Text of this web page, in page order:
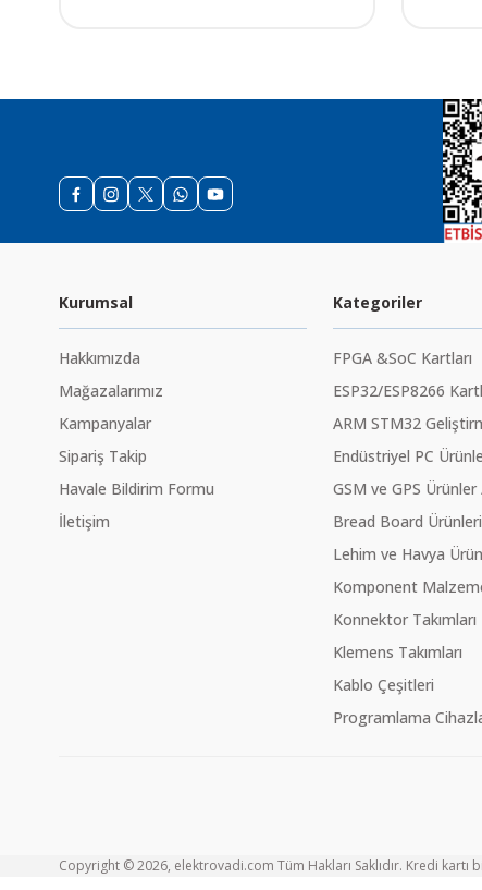
Kurumsal
Hakkımızda
Mağazalarımız
Kampanyalar
Sipariş Takip
Havale Bildirim Formu
İletişim
Kategoriler
FPGA &SoC Kartları
ESP32/ESP8266
ARM STM32
Endüstriyel PC
GSM ve GPS
Bread Board Ürünleri
Lehim ve Havya
Komponent
Konnektor Takımları
Klemens Takımları
Kablo Çeşitleri
Programlama
Copyright © 2026, elektrovadi.com Tüm Hakları Saklıdır. Kredi kartı